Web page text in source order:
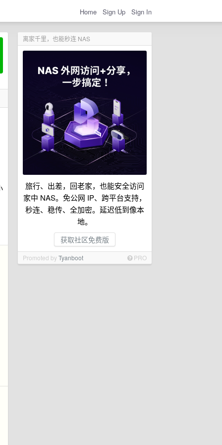
Home Sign Up Sign In
离家千里，也能秒连 NAS
旅行、出差，回老家，也能安全访问
家中 NAS。免公网 IP、跨平台支持，
秒连、稳传、全加密。延迟低到像本
地。
获取社区免费版
Promoted byTyanboot PRO